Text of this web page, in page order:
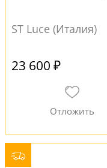
ST Luce (Италия)
23 600 ₽